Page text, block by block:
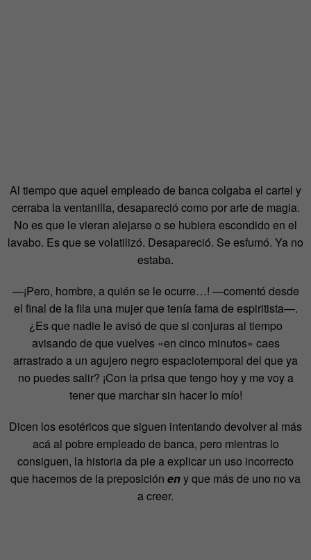
Al tiempo que aquel empleado de banca colgaba el cartel y
cerraba la ventanilla, desapareció como por arte de magia.
No es que le vieran alejarse o se hubiera escondido en el
lavabo. Es que se volatilizó. Desapareció. Se esfumó. Ya no
estaba.
—¡Pero, hombre, a quién se le ocurre…! —comentó desde
el final de la fila una mujer que tenía fama de espiritista—.
¿Es que nadie le avisó de que si conjuras al tiempo
avisando de que vuelves «en cinco minutos» caes
arrastrado a un agujero negro espaciotemporal del que ya
no puedes salir? ¡Con la prisa que tengo hoy y me voy a
tener que marchar sin hacer lo mío!
Dicen los esotéricos que siguen intentando devolver al más
acá al pobre empleado de banca, pero mientras lo
consiguen, la historia da pie a explicar un uso incorrecto
que hacemos de la preposición eny que más de uno no va
a creer.